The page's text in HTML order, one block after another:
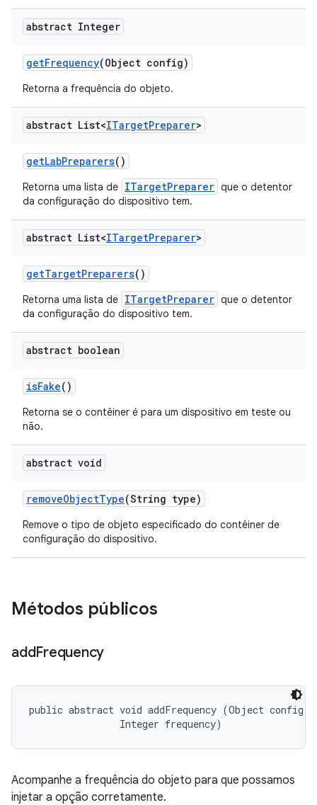
abstract Integer
getFrequency(Object config)
Retorna a frequência do objeto.
abstract List<ITargetPreparer>
getLabPreparers()
Retorna uma lista de ITargetPreparer que o detentor
da configuração do dispositivo tem.
abstract List<ITargetPreparer>
getTargetPreparers()
Retorna uma lista de ITargetPreparer que o detentor
da configuração do dispositivo tem.
abstract boolean
isFake()
Retorna se o contêiner é para um dispositivo em teste ou
não.
abstract void
removeObjectType(String type)
Remove o tipo de objeto especificado do contêiner de
configuração do dispositivo.
Métodos públicos
addFrequency
public abstract void addFrequency (Object config,
                Integer frequency)
Acompanhe a frequência do objeto para que possamos
injetar a opção corretamente.